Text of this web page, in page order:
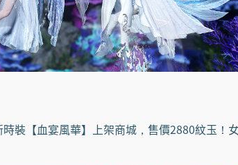
【血宴風華】上架商城，售價2880紋玉！